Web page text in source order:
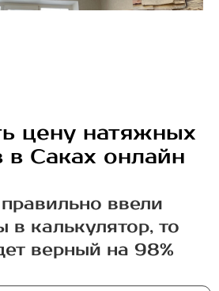
цену натяжных
в Саках онлайн
ввели
в калькулятор, то
верный на 98%